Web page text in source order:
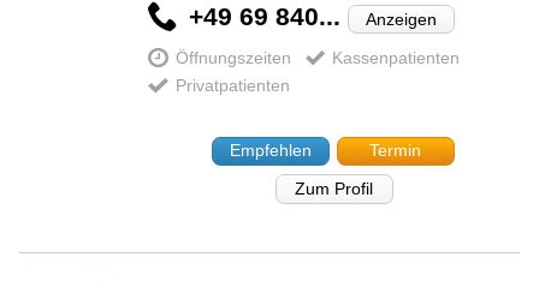
+49 69 840... Anzeigen
Öffnungszeiten
Kassenpatienten
Privatpatienten
Empfehlen
Termin
Zum Profil